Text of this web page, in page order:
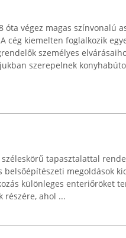
óta végez magas színvonalú
cég kiemelten foglalkozik
személyes
szerepelnek
tapasztalattal
belsőépítészeti megoldások
különleges enteriőröket
részére, ahol ...